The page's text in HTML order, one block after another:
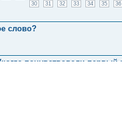
30
31 32 33 34 35 36
слово?
почувствовали первый